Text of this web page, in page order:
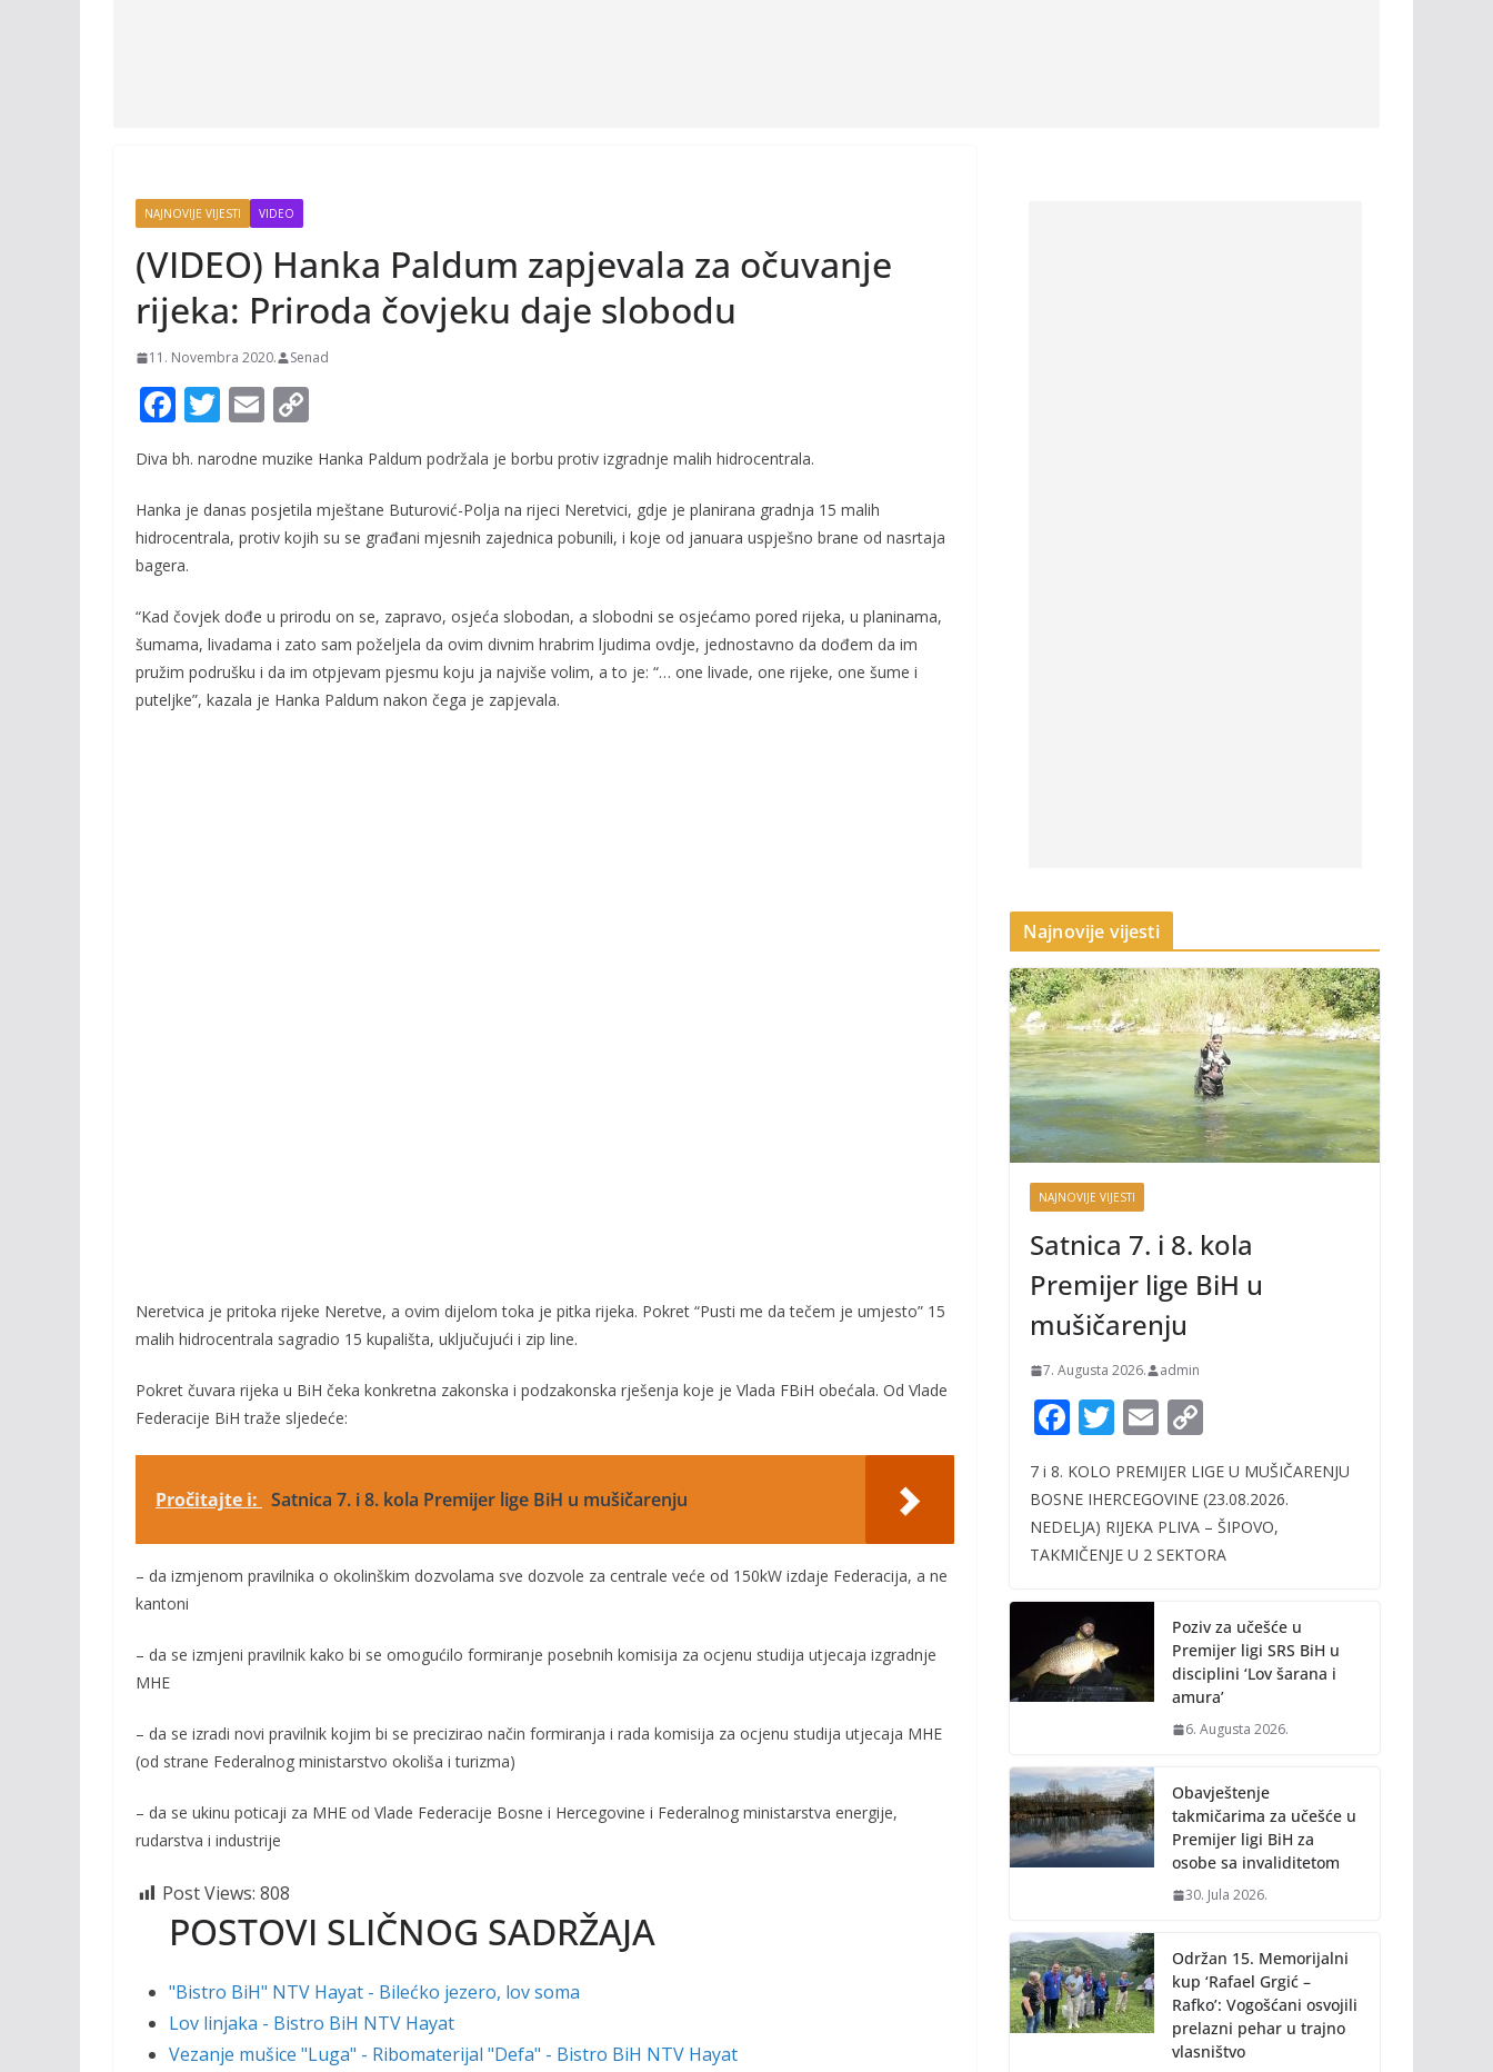
NAJNOVIJE VIJESTI VIDEO
(VIDEO) Hanka Paldum zapjevala za očuvanje
rijeka: Priroda čovjeku daje slobodu
11. Novembra 2020. Senad
F
ac
e
b
o
o
k
T
w
itt
er
E
m
ai
l
p
y
Li
k
Diva bh. narodne muzike Hanka Paldum podržala je borbu protiv izgradnje malih hidrocentrala.
Hanka je danas posjetila mještane Buturović-Polja na rijeci Neretvici, gdje je planirana gradnja 15 malih
hidrocentrala, protiv kojih su se građani mjesnih zajednica pobunili, i koje od januara uspješno brane od nasrtaja
bagera.
“Kad čovjek dođe u prirodu on se, zapravo, osjeća slobodan, a slobodni se osjećamo pored rijeka, u planinama,
šumama, livadama i zato sam poželjela da ovim divnim hrabrim ljudima ovdje, jednostavno da dođem da im
pružim podrušku i da im otpjevam pjesmu koju ja najviše volim, a to je: “… one livade, one rijeke, one šume i
puteljke”, kazala je Hanka Paldum nakon čega je zapjevala.
Neretvica je pritoka rijeke Neretve, a ovim dijelom toka je pitka rijeka. Pokret “Pusti me da tečem je umjesto” 15
malih hidrocentrala sagradio 15 kupališta, uključujući i zip line.
Pokret čuvara rijeka u BiH čeka konkretna zakonska i podzakonska rješenja koje je Vlada FBiH obećala. Od Vlade
Federacije BiH traže sljedeće:
Pročitajte i: Satnica 7. i 8. kola Premijer lige BiH u mušičarenju
– da izmjenom pravilnika o okolinškim dozvolama sve dozvole za centrale veće od 150kW izdaje Federacija, a ne
kantoni
– da se izmjeni pravilnik kako bi se omogućilo formiranje posebnih komisija za ocjenu studija utjecaja izgradnje
MHE
– da se izradi novi pravilnik kojim bi se precizirao način formiranja i rada komisija za ocjenu studija utjecaja MHE
(od strane Federalnog ministarstvo okoliša i turizma)
– da se ukinu poticaji za MHE od Vlade Federacije Bosne i Hercegovine i Federalnog ministarstva energije,
rudarstva i industrije
Post Views: 808
POSTOVI SLIČNOG SADRŽAJA
"Bistro BiH" NTV Hayat - Bilećko jezero, lov soma
Lov linjaka - Bistro BiH NTV Hayat
Vezanje mušice "Luga" - Ribomaterijal "Defa" - Bistro BiH NTV Hayat
Najnovije vijesti
NAJNOVIJE VIJESTI
Satnica 7. i 8. kola
Premijer lige BiH u
mušičarenju
7. Augusta 2026. admin
F
e
b
o
o
k
T
itt
er
E
ai
l
p
y
Li
k
7 i 8. KOLO PREMIJER LIGE U MUŠIČARENJU
BOSNE IHERCEGOVINE (23.08.2026.
NEDELJA) RIJEKA PLIVA – ŠIPOVO,
TAKMIČENJE U 2 SEKTORA
Poziv za učešće u
Premijer ligi SRS BiH u
disciplini ‘Lov šarana i
amura’
6. Augusta 2026.
Obavještenje
takmičarima za učešće u
Premijer ligi BiH za
osobe sa invaliditetom
30. Jula 2026.
Održan 15. Memorijalni
kup ‘Rafael Grgić –
Rafko’: Vogošćani osvojili
prelazni pehar u trajno
vlasništvo